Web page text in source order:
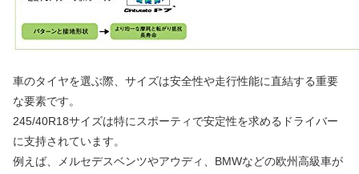
車のタイヤを選ぶ際、サイズは安全性や走行性能に直結する重要
な要素です。
245/40R18サイズは特にスポーティで安定性を求めるドライバー
に支持されています。
例えば、メルセデスベンツやアウディ、BMWなどの欧州高級車が